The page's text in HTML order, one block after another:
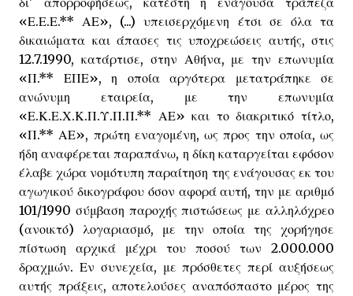
«Ε.Ε.Ε.** ΑΕ», (...) υπεισερχόμενη έτσι σε όλα τα
δικαιώματα και άπασες τις υποχρεώσεις αυτής, στις
12.7.1990, κατάρτισε, στην Αθήνα, με την επωνυμία
«Π.** ΕΠΕ», η οποία αργότερα μετατράπηκε σε
ανώνυμη εταιρεία, με την επωνυμία
«Ε.Κ.Ε.Χ.Κ.Π.Υ.Π.Π.** ΑΕ» και το διακριτικό τίτλο,
«Π.** ΑΕ», πρώτη εναγομένη, ως προς την οποία, ως
ήδη αναφέρεται παραπάνω, η δίκη καταργείται εφόσον
έλαβε χώρα νομότυπη παραίτηση της ενάγουσας εκ του
αγωγικού δικογράφου όσον αφορά αυτή, την με αριθμό
101/1990 σύμβαση παροχής πιστώσεως με αλληλόχρεο
(ανοικτό) λογαριασμό, με την οποία της χορήγησε
πίστωση αρχικά μέχρι του ποσού των 2.000.000
δραχμών. Εν συνεχεία, με πρόσθετες περί αυξήσεως
αυτής πράξεις, αποτελούσες αναπόσπαστο μέρος της